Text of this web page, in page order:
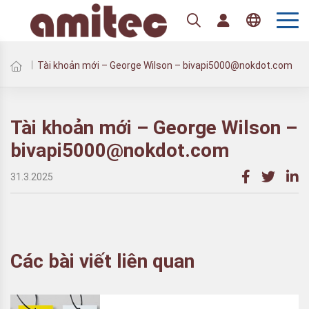
Tài khoản mới – George Wilson – bivapi5000@nokdot.com
Tài khoản mới – George Wilson –
bivapi5000@nokdot.com
31.3.2025
Các bài viết liên quan